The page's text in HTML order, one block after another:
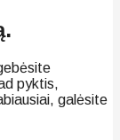
pyktis,
galėsite